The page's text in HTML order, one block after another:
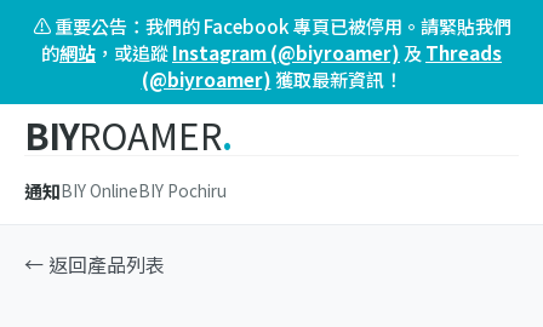
⚠️ 重要公告：我們的 Facebook 專頁已被停用。請緊貼我們
的網站 ，或追蹤Instagram (@biyroamer) 及 Threads
(@biyroamer)獲取最新資訊！
BIYROAMER.
通知BIY OnlineBIY Pochiru
← 返回產品列表